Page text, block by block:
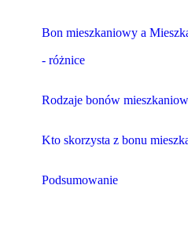
Bon mieszkaniowy a
- różnice
Rodzaje bonów
Kto skorzysta z bonu
Podsumowanie